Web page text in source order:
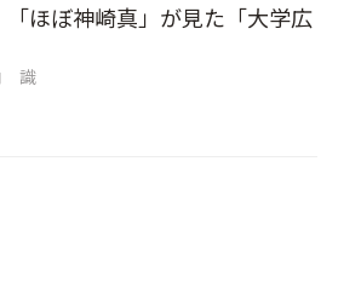
「ほぼ神崎真」が見た「大学広
識